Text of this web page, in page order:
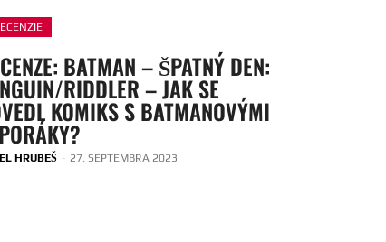
BATMAN – ŠPATNÝ DEN:
RIDDLER – JAK SE
KOMIKS S BATMANOVÝMI
HRUBEŠ - 27. SEPTEMBRA 2023